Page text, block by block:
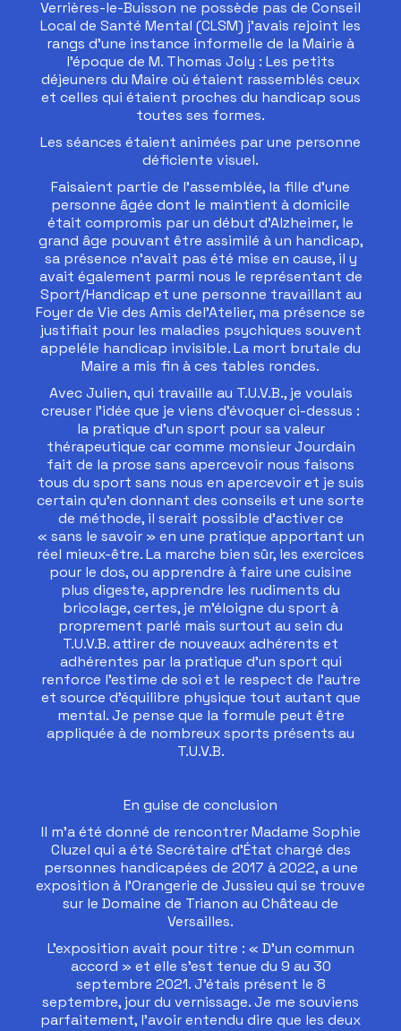
Verrières-le-Buisson ne possède pas de Conseil
Local de Santé Mental (CLSM) j’avais rejoint les
rangs d’une instance informelle de la Mairie à
l’époque de M. Thomas Joly : Les petits
déjeuners du Maire où étaient rassemblés ceux
et celles qui étaient proches du handicap sous
toutes ses formes.
Les séances étaient animées par une personne
déficiente visuel.
Faisaient partie de l’assemblée, la fille d’une
personne âgée dont le maintient à domicile
était compromis par un début d’Alzheimer, le
grand âge pouvant être assimilé à un handicap,
sa présence n’avait pas été mise en cause, il y
avait également parmi nous le représentant de
Sport/Handicap et une personne travaillant au
Foyer de Vie des Amis del’Atelier, ma présence se
justifiait pour les maladies psychiques souvent
appeléle handicap invisible. La mort brutale du
Maire a mis fin à ces tables rondes.
Avec Julien, qui travaille au T.U.V.B., je voulais
creuser l’idée que je viens d’évoquer ci-dessus :
la pratique d’un sport pour sa valeur
thérapeutique car comme monsieur Jourdain
fait de la prose sans apercevoir nous faisons
tous du sport sans nous en apercevoir et je suis
certain qu’en donnant des conseils et une sorte
de méthode, il serait possible d’activer ce
« sans le savoir » en une pratique apportant un
réel mieux-être. La marche bien sûr, les exercices
pour le dos, ou apprendre à faire une cuisine
plus digeste, apprendre les rudiments du
bricolage, certes, je m’éloigne du sport à
proprement parlé mais surtout au sein du
T.U.V.B. attirer de nouveaux adhérents et
adhérentes par la pratique d’un sport qui
renforce l’estime de soi et le respect de l’autre
et source d’équilibre physique tout autant que
mental. Je pense que la formule peut être
appliquée à de nombreux sports présents au
T.U.V.B.
En guise de conclusion
Il m’a été donné de rencontrer Madame Sophie
Cluzel qui a été Secrétaire d’État chargé des
personnes handicapées de 2017 à 2022, a une
exposition à l’Orangerie de Jussieu qui se trouve
sur le Domaine de Trianon au Château de
Versailles.
L’exposition avait pour titre : « D’un commun
accord » et elle s’est tenue du 9 au 30
septembre 2021. J’étais présent le 8
septembre, jour du vernissage. Je me souviens
parfaitement, l’avoir entendu dire que les deux